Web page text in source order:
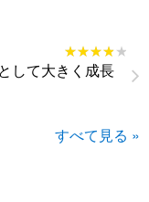
★★★★★
★★★★★
して大きく成長
すべて見る »